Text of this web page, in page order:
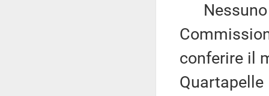
Nessuno
conferire il